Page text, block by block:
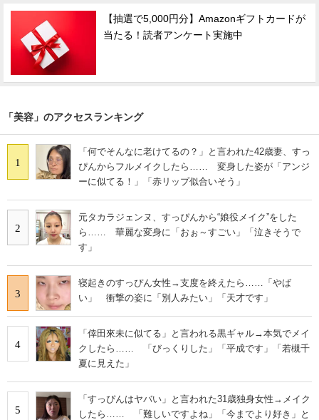
【抽選で5,000円分】Amazonギフトカードが
当たる！読者アンケート実施中
「美容」のアクセスランキング
1
「何でそんなに老けてるの？」と言われた42歳妻、すっ
ぴんからフルメイクしたら…… 変身した姿が「アンジ
ーに似てる！」「赤リップ似合いそう」
2
元タカラジェンヌ、すっぴんから“娘役メイク”をした
ら…… 華麗な変身に「おぉ～すごい」「泣きそうで
す」
3
寝起きのすっぴん女性→支度を終えたら……「やば
い」 衝撃の姿に「別人みたい」「天才です」
4
「倖田來未に似てる」と言われる黒ギャル→本気でメイ
クしたら…… 「びっくりした」「平成です」「若槻千
夏に見えた」
5
「すっぴんはヤバい」と言われた31歳独身女性→メイク
したら…… 「難しいですよね」「今までより好き」と